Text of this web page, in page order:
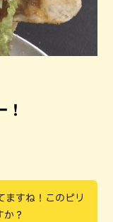
ますね！このピリ
か？